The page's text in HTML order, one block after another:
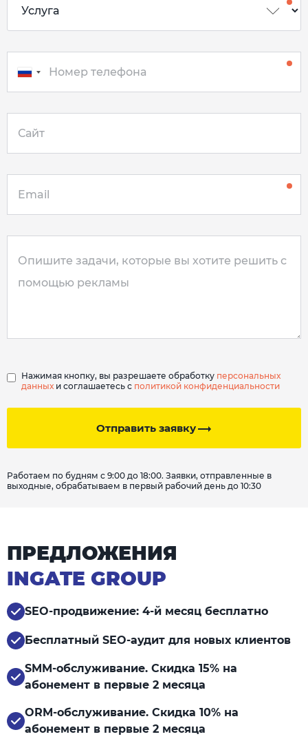
Отправить заявку
Нажимая кнопку, вы разрешаете обработку персональных
данных и соглашаетесь с политикой конфиденциальности
Работаем по будням с 9:00 до 18:00. Заявки, отправленные в
выходные, обрабатываем в первый рабочий день до 10:30
ПРЕДЛОЖЕНИЯ
INGATE GROUP
SEO-продвижение: 4-й месяц бесплатно
Бесплатный SEO-аудит для новых клиентов
SMM-обслуживание. Скидка 15% на
абонемент в первые 2 месяца
ORM-обслуживание. Скидка 10% на
абонемент в первые 2 месяца